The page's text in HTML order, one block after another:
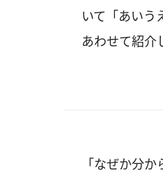
いて「あいう
あわせて紹介
「なぜか分